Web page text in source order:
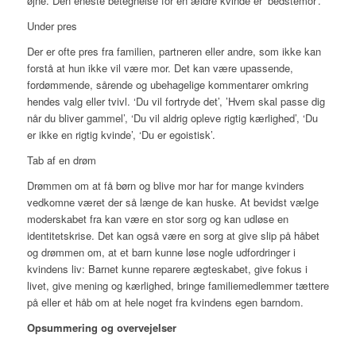
Under pres
Der er ofte pres fra familien, partneren eller andre, som ikke kan
forstå at hun ikke vil være mor. Det kan være upassende,
fordømmende, sårende og ubehagelige kommentarer omkring
hendes valg eller tvivl. ‘Du vil fortryde det’, ’Hvem skal passe dig
når du bliver gammel’, ‘Du vil aldrig opleve rigtig kærlighed’, ‘Du
er ikke en rigtig kvinde’, ‘Du er egoistisk’.
Tab af en drøm
Drømmen om at få børn og blive mor har for mange kvinders
vedkomne været der så længe de kan huske. At bevidst vælge
moderskabet fra kan være en stor sorg og kan udløse en
identitetskrise. Det kan også være en sorg at give slip på håbet
og drømmen om, at et barn kunne løse nogle udfordringer i
kvindens liv: Barnet kunne reparere ægteskabet, give fokus i
livet, give mening og kærlighed, bringe familiemedlemmer tættere
på eller et håb om at hele noget fra kvindens egen barndom.
Opsummering og overvejelser